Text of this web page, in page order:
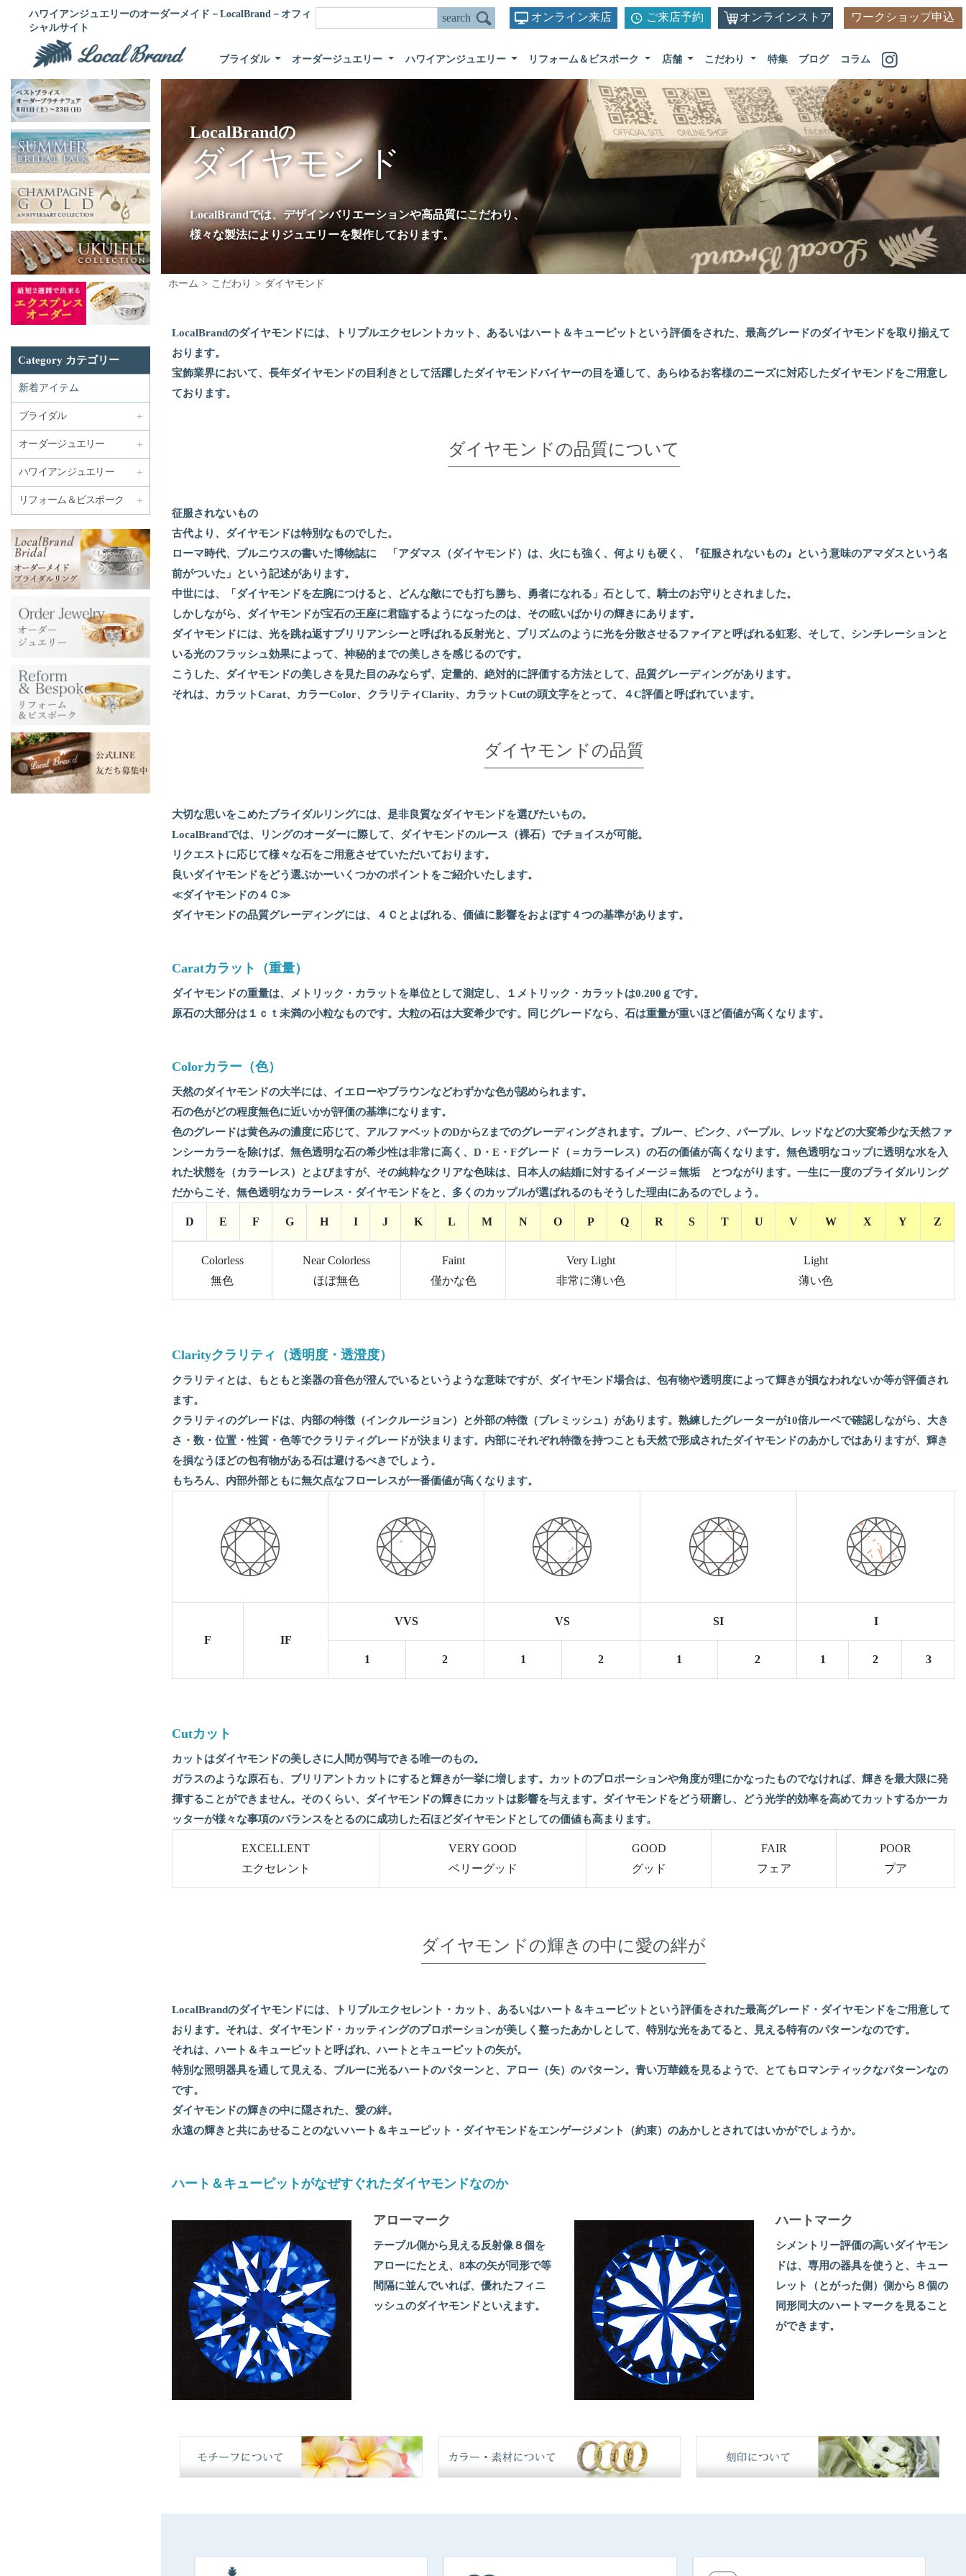
ハワイアンジュエリーのオーダーメイド－LocalBrand－オフィ
シャルサイト
オンライン来店 ご来店予約 オンラインストア ワークショップ申込
ブライダル オーダージュエリー ハワイアンジュエリー リフォーム＆ビスポーク 店舗 こだわり 特集 ブログ コラム
Category カテゴリー
新着アイテム
ブライダル
オーダージュエリー
ハワイアンジュエリー
リフォーム＆ビスポーク
LocalBrandの
ダイヤモンド
LocalBrandでは、デザインバリエーションや高品質にこだわり、
様々な製法によりジュエリーを製作しております。
ホーム こだわり ダイヤモンド
LocalBrandのダイヤモンドには、トリプルエクセレントカット、あるいはハート＆キューピットという評価をされた、最高グレードのダイヤモンドを取り揃えて
おります。
宝飾業界において、長年ダイヤモンドの目利きとして活躍したダイヤモンドバイヤーの目を通して、あらゆるお客様のニーズに対応したダイヤモンドをご用意し
ております。
ダイヤモンドの品質について
征服されないもの
古代より、ダイヤモンドは特別なものでした。
ローマ時代、プルニウスの書いた博物誌に 「アダマス（ダイヤモンド）は、火にも強く、何よりも硬く、『征服されないもの』という意味のアマダスという名
前がついた」という記述があります。
中世には、「ダイヤモンドを左腕につけると、どんな敵にでも打ち勝ち、勇者になれる」石として、騎士のお守りとされました。
しかしながら、ダイヤモンドが宝石の王座に君臨するようになったのは、その眩いばかりの輝きにあります。
ダイヤモンドには、光を跳ね返すブリリアンシーと呼ばれる反射光と、プリズムのように光を分散させるファイアと呼ばれる虹彩、そして、シンチレーションと
いる光のフラッシュ効果によって、神秘的までの美しさを感じるのです。
こうした、ダイヤモンドの美しさを見た目のみならず、定量的、絶対的に評価する方法として、品質グレーディングがあります。
それは、カラットCarat、カラーColor、クラリティClarity、カラットCutの頭文字をとって、４C評価と呼ばれています。
ダイヤモンドの品質
大切な思いをこめたブライダルリングには、是非良質なダイヤモンドを選びたいもの。
LocalBrandでは、リングのオーダーに際して、ダイヤモンドのルース（裸石）でチョイスが可能。
リクエストに応じて様々な石をご用意させていただいております。
良いダイヤモンドをどう選ぶかーいくつかのポイントをご紹介いたします。
≪ダイヤモンドの４Ｃ≫
ダイヤモンドの品質グレーディングには、４Ｃとよばれる、価値に影響をおよぼす４つの基準があります。
Caratカラット（重量）
ダイヤモンドの重量は、メトリック・カラットを単位として測定し、１メトリック・カラットは0.200ｇです。
原石の大部分は１ｃｔ未満の小粒なものです。大粒の石は大変希少です。同じグレードなら、石は重量が重いほど価値が高くなります。
Colorカラー（色）
天然のダイヤモンドの大半には、イエローやブラウンなどわずかな色が認められます。
石の色がどの程度無色に近いかが評価の基準になります。
色のグレードは黄色みの濃度に応じて、アルファベットのDからZまでのグレーディングされます。ブルー、ピンク、パープル、レッドなどの大変希少な天然ファ
ンシーカラーを除けば、無色透明な石の希少性は非常に高く、D・E・Fグレード（＝カラーレス）の石の価値が高くなります。無色透明なコップに透明な水を入
れた状態を（カラーレス）とよびますが、その純粋なクリアな色味は、日本人の結婚に対するイメージ＝無垢 とつながります。一生に一度のブライダルリング
だからこそ、無色透明なカラーレス・ダイヤモンドをと、多くのカップルが選ばれるのもそうした理由にあるのでしょう。
D E F G H I J K L M N O P Q R S T U V W X Y Z
Colorless
無色
Near Colorless
ほぼ無色
Faint
僅かな色
Very Light
非常に薄い色
Light
薄い色
Clarityクラリティ（透明度・透澄度）
クラリティとは、もともと楽器の音色が澄んでいるというような意味ですが、ダイヤモンド場合は、包有物や透明度によって輝きが損なわれないか等が評価され
ます。
クラリティのグレードは、内部の特徴（インクルージョン）と外部の特徴（ブレミッシュ）があります。熟練したグレーターが10倍ルーペで確認しながら、大き
さ・数・位置・性質・色等でクラリティグレードが決まります。内部にそれぞれ特徴を持つことも天然で形成されたダイヤモンドのあかしではありますが、輝き
を損なうほどの包有物がある石は避けるべきでしょう。
もちろん、内部外部ともに無欠点なフローレスが一番価値が高くなります。
F IF
VVS VS SI I
1 2 1 2 1 2 1 2 3
Cutカット
カットはダイヤモンドの美しさに人間が関与できる唯一のもの。
ガラスのような原石も、ブリリアントカットにすると輝きが一挙に増します。カットのプロポーションや角度が理にかなったものでなければ、輝きを最大限に発
揮することができません。そのくらい、ダイヤモンドの輝きにカットは影響を与えます。ダイヤモンドをどう研磨し、どう光学的効率を高めてカットするかーカ
ッターが様々な事項のバランスをとるのに成功した石ほどダイヤモンドとしての価値も高まります。
EXCELLENT
エクセレント
VERY GOOD
ベリーグッド
GOOD
グッド
FAIR
フェア
POOR
プア
ダイヤモンドの輝きの中に愛の絆が
LocalBrandのダイヤモンドには、トリプルエクセレント・カット、あるいはハート＆キューピットという評価をされた最高グレード・ダイヤモンドをご用意して
おります。それは、ダイヤモンド・カッティングのプロポーションが美しく整ったあかしとして、特別な光をあてると、見える特有のパターンなのです。
それは、ハート＆キューピットと呼ばれ、ハートとキューピットの矢が。
特別な照明器具を通して見える、ブルーに光るハートのパターンと、アロー（矢）のパターン。青い万華鏡を見るようで、とてもロマンティックなパターンなの
です。
ダイヤモンドの輝きの中に隠された、愛の絆。
永遠の輝きと共にあせることのないハート＆キューピット・ダイヤモンドをエンゲージメント（約束）のあかしとされてはいかがでしょうか。
ハート＆キューピットがなぜすぐれたダイヤモンドなのか
アローマーク
テーブル側から見える反射像８個を
アローにたとえ、8本の矢が同形で等
間隔に並んでいれば、優れたフィニ
ッシュのダイヤモンドといえます。
ハートマーク
シメントリー評価の高いダイヤモン
ドは、専用の器具を使うと、キュー
レット（とがった側）側から８個の
同形同大のハートマークを見ること
ができます。